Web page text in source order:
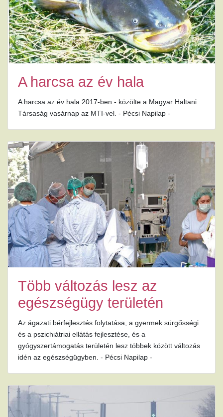
A harcsa az év hala
A harcsa az év hala 2017-ben - közölte a Magyar Haltani
Társaság vasárnap az MTI-vel. - Pécsi Napilap -
Több változás lesz az
egészségügy területén
Az ágazati bérfejlesztés folytatása, a gyermek sürgősségi
és a pszichiátriai ellátás fejlesztése, és a
gyógyszertámogatás területén lesz többek között változás
idén az egészségügyben. - Pécsi Napilap -